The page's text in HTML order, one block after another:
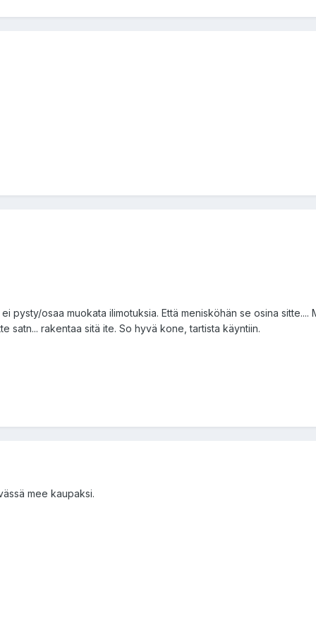
pysty/osaa muokata ilimotuksia. Että menisköhän se osina
satn... rakentaa sitä ite. So hyvä kone, tartista käyntiin.
mee kaupaksi.